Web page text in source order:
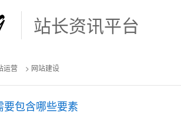
站长资讯平台
运营 > 网站建设
包含哪些要素